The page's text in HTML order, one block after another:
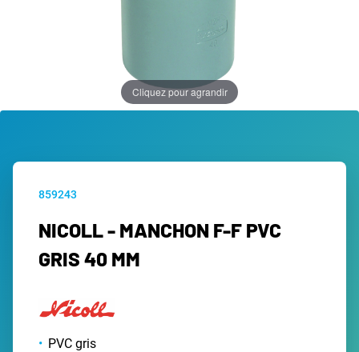
Cliquez pour agrandir
859243
NICOLL - MANCHON F-F PVC
GRIS 40 MM
PVC gris